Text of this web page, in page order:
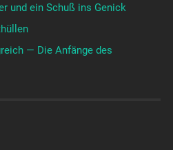
und ein Schuß ins Genick
— Die Anfänge des